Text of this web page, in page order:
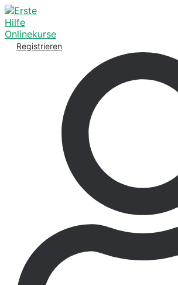
Registrieren